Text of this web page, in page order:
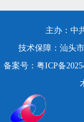
主办：中
技术保障：汕头
备案号：粤ICP备